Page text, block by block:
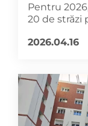
Pentru
20 de străzi
2026.04.16